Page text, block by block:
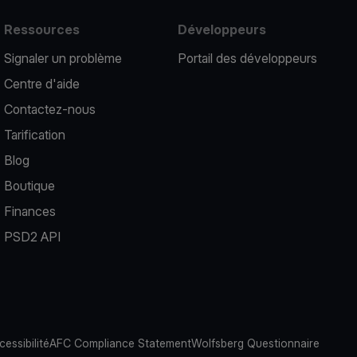
Ressources
Signaler un problème
Centre d'aide
Contactez-nous
Tarification
Blog
Boutique
Finances
PSD2 API
Développeurs
Portail des développeurs
AFC Compliance StatementWolfsberg Questionnaire